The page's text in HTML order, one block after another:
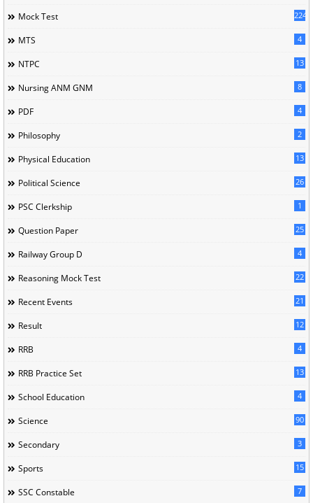
Mock Test 224
MTS 4
NTPC 13
Nursing ANM GNM 8
PDF 4
Philosophy 2
Physical Education 13
Political Science 26
PSC Clerkship 1
Question Paper 25
Railway Group D 4
Reasoning Mock Test 22
Recent Events 21
Result 12
RRB 4
RRB Practice Set 13
School Education 4
Science 90
Secondary 3
Sports 15
SSC Constable 7